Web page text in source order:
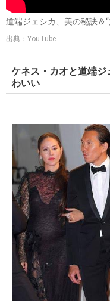
道端ジェシカ、美の秘訣＆
出典：YouTube
ケネス・カオと道端
わいい